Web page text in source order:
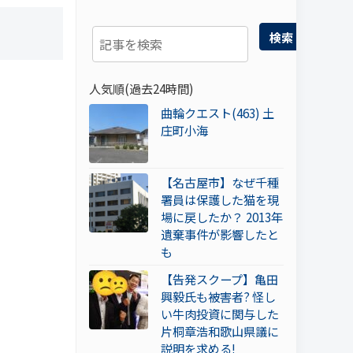
検索
人気順(過去24時間)
曲輪クエスト(463) 土
庄町小海
【名古屋市】なぜ千種
署員は保護した猫を現
場に戻したか？ 2013年
遺棄事件が影響したと
も
【告発スクープ】亀田
興毅氏も被害者? 怪し
い牛肉投資に関与した
片桐章浩和歌山県議に
説明を求める!